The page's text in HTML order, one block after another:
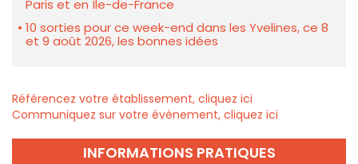
Paris et en Île-de-France
10 sorties pour ce week-end dans les Yvelines, ce 8
et 9 août 2026, les bonnes idées
Référencez votre établissement, cliquez ici
Communiquez sur votre évènement, cliquez ici
INFORMATIONS PRATIQUES